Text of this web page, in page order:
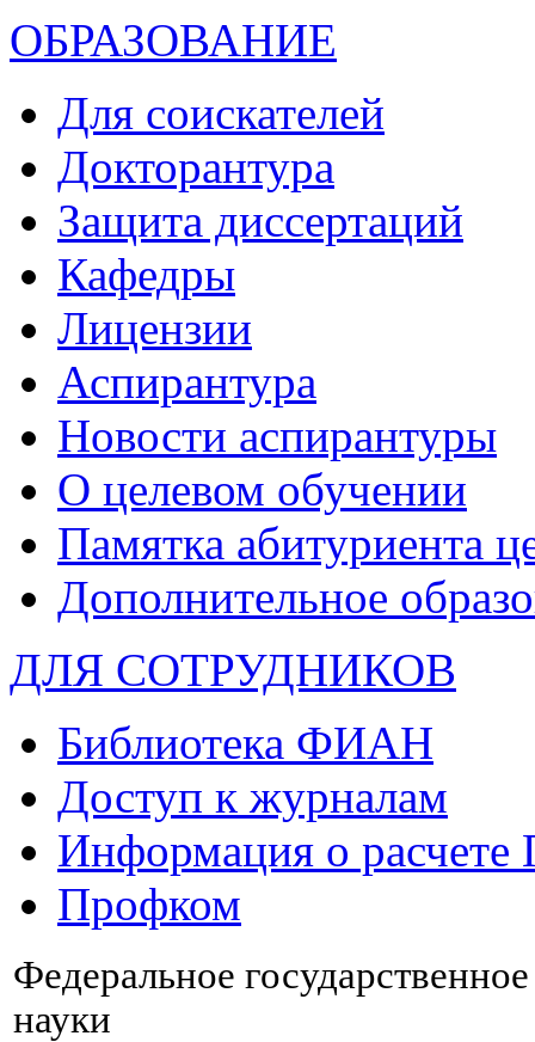
ОБРАЗОВАНИЕ
Для соискателей
Докторантура
Защита диссертаций
Кафедры
Лицензии
Аспирантура
Новости аспирантуры
О целевом обучении
Памятка абитуриента
Дополнительное
ДЛЯ СОТРУДНИКОВ
Библиотека ФИАН
Доступ к журналам
Информация о
Профком
Федеральное
науки